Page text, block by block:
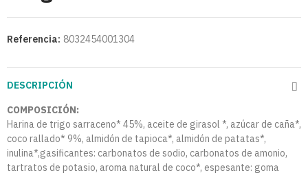
Referencia: 8032454001304
DESCRIPCIÓN
COMPOSICIÓN:
Harina de trigo sarraceno* 45%, aceite de girasol *, azúcar de caña*,
coco rallado* 9%, almidón de tapioca*, almidón de patatas*,
inulina*,gasificantes: carbonatos de sodio, carbonatos de amonio,
tartratos de potasio, aroma natural de coco*, espesante: goma